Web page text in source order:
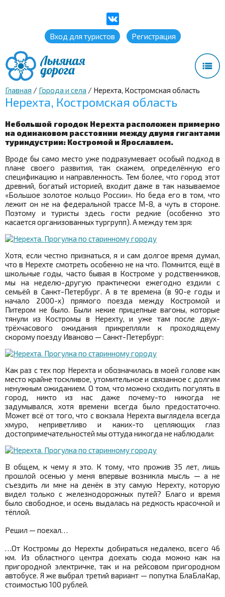
Вход для туристов Регистрация
Главная / Города и села / Нерехта, Костромская область
Нерехта, Костромская область
Небольшой городок Нерехта расположен примерно
на одинаковом расстоянии между двумя гигантами
туриндустрии: Костромой и Ярославлем.
Вроде бы само место уже подразумевает особый подход в
плане своего развития, так скажем, определённую его
спецификацию и направленность. Тем более, что город этот
древний, богатый историей, входит даже в так называемое
«Большое золотое кольцо России». Но беда его в том, что
лежит он не на федеральной трассе М-8, а чуть в стороне.
Поэтому и туристы здесь гости редкие (особенно это
касается организованных тургрупп). А между тем зря:
Хотя, если честно признаться, я и сам долгое время думал,
что в Нерехте смотреть особенно не на что. Помнится, ещё в
школьные годы, часто бывая в Костроме у родственников,
мы на неделю-другую практически ежегодно ездили с
семьёй в Санкт-Петербург. А в те времена (в 90-е годы и
начало 2000-х) прямого поезда между Костромой и
Питером не было. Были некие прицепные вагоны, которые
тянули из Костромы в Нерехту, и уже там после двух-
трёхчасового ожидания прикрепляли к проходящему
скорому поезду Иваново — Санкт-Петербург:
Как раз с тех пор Нерехта и обозначилась в моей голове как
место крайне тоскливое, утомительное и связанное с долгим
ненужным ожиданием. О том, что можно сходить погулять в
город, никто из нас даже почему-то никогда не
задумывался, хотя времени всегда было предостаточно.
Может всё от того, что с вокзала Нерехта выглядела всегда
хмуро, неприветливо и каких-то цепляющих глаз
достопримечательностей мы оттуда никогда не наблюдали:
В общем, к чему я это. К тому, что прожив 35 лет, лишь
прошлой осенью у меня впервые возникла мысль — а не
съездить ли мне на денёк в эту самую Нерехту, которую
видел только с железнодорожных путей? Благо и время
было свободное, и осень выдалась на редкость красочной и
тёплой.
Решил — поехал…
…От Костромы до Нерехты добираться недалеко, всего 46
км. Из областного центра доехать сюда можно как на
пригородной электричке, так и на рейсовом пригородном
автобусе. Я же выбрал третий вариант — попутка БлаБлаКар,
стоимостью 100 рублей.